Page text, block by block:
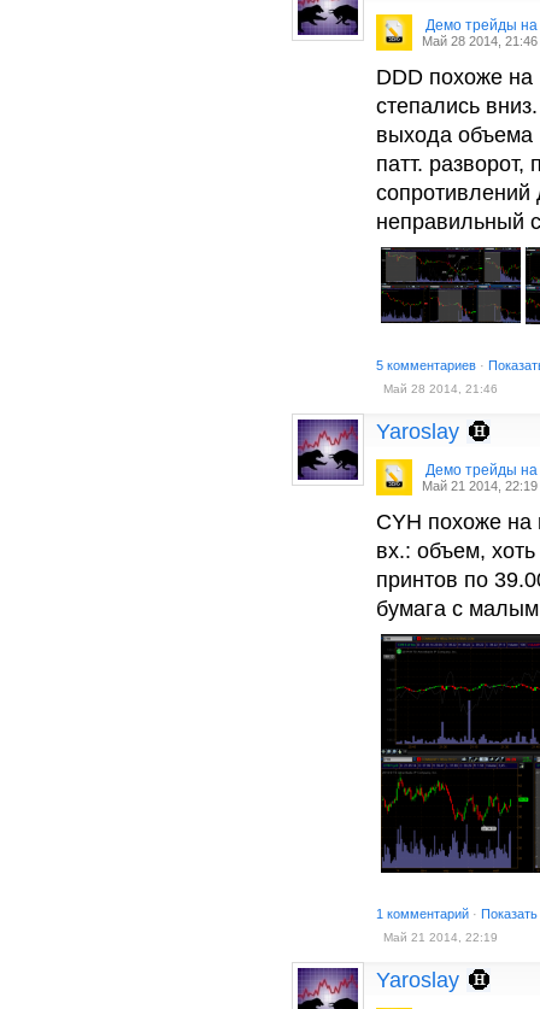
Демо трейды на
Май 28 2014, 21:46
DDD похоже на
степались
выхода объема
патт.
неправильный
5 комментариев ·
Май 28 2014, 21:46
Yaroslay
Демо трейды на
Май 21 2014, 22:19
CYH похоже на
вх.: объем,
принтов по
бумага с
1 комментарий ·
Май 21 2014, 22:19
Yaroslay